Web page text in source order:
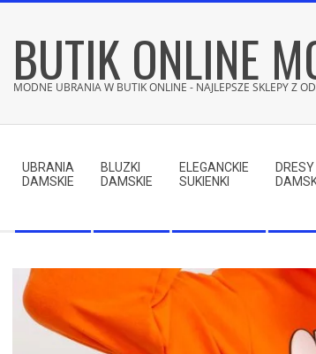
contentBUTIK ONLINE
MODNE UBRANIA W BUTIK ONLINE - NAJLEPSZE SKLEPY Z
Menu
UBRANIA
DAMSKIE
BLUZKI
DAMSKIE
ELEGANCKIE
SUKIENKI
DRESY